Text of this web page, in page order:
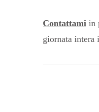
Contattami in
giornata intera